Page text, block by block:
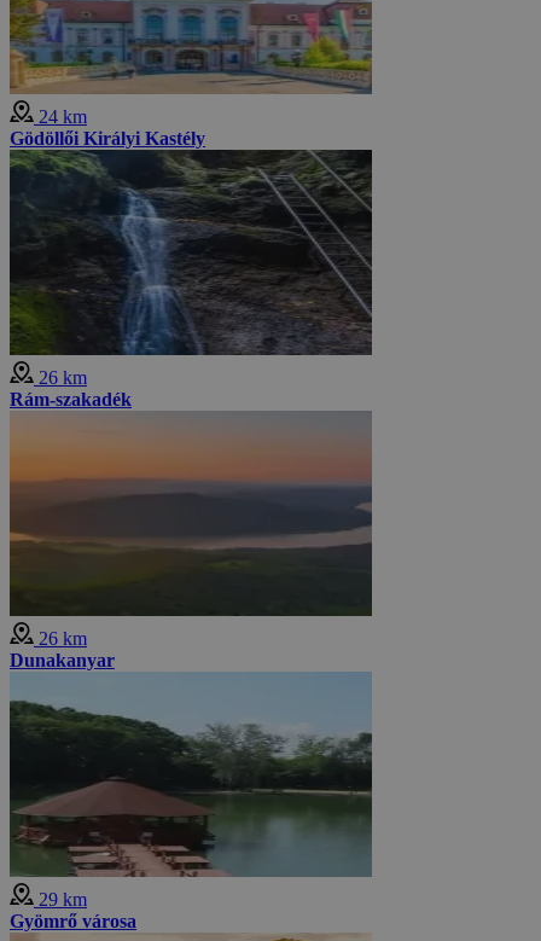
24 km
Gödöllői Királyi Kastély
26 km
Rám-szakadék
26 km
Dunakanyar
29 km
Gyömrő városa